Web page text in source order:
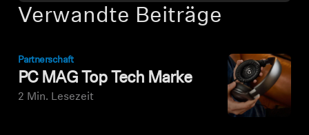
Verwandte Beiträge
Partnerschaft
PC MAG Top Tech Marke
2 Min. Lesezeit